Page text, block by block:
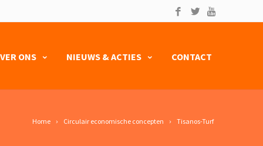
ONS NIEUWS & ACTIES CONTACT
Home Circulair economische concepten Tisanos-Turf